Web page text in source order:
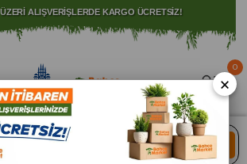
ALIŞVERİŞLERDE KARGO ÜCRETSİZ!
YALNIZCA İSTANBUL İLİ İLE SINIRLIDIR.
ARA
0
×